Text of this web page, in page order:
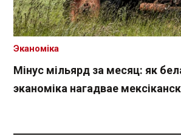
Мінус мільярд за месяц: як
эканоміка нагадвае
Эканоміка